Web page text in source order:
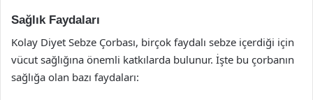
Sağlık Faydaları
Kolay Diyet Sebze Çorbası, birçok faydalı sebze içerdiği için
vücut sağlığına önemli katkılarda bulunur. İşte bu çorbanın
sağlığa olan bazı faydaları: